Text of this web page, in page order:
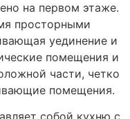
на первом этаже.
просторными
уединение и
помещения и
части, четко
помещения.